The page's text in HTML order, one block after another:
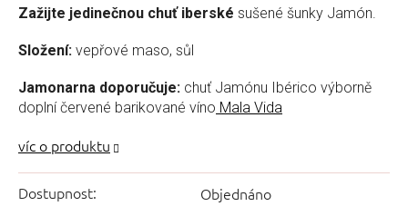
Dostupnost: Objednáno
Zažijte jedinečnou chuť iberské sušené šunky Jamón.
Složení: vepřové maso, sůl
Jamonarna doporučuje: chuť Jamónu Ibérico výborně
doplní červené barikované víno Mala Vida